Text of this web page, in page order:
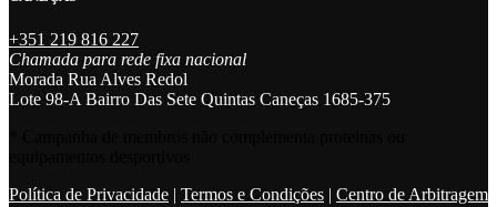
+351 219 816 227
Chamada para rede fixa nacional
Morada Rua Alves Redol
Lote 98-A Bairro Das Sete Quintas Caneças 1685-375
Política de Privacidade | Termos e Condições | Centro de Arbitragem